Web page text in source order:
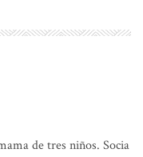
de tres niños. Socia